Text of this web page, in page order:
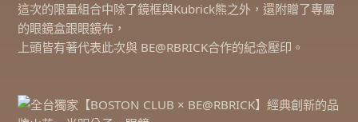
這次的限量組合中除了鏡框與Kubrick熊之外，還附贈了專屬
的眼鏡盒跟眼鏡布，
上頭皆有著代表此次與 BE@RBRICK合作的紀念壓印。